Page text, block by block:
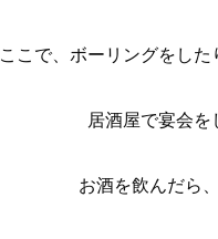
ここで、ボーリングをし
居酒屋で宴会を
お酒を飲んだら